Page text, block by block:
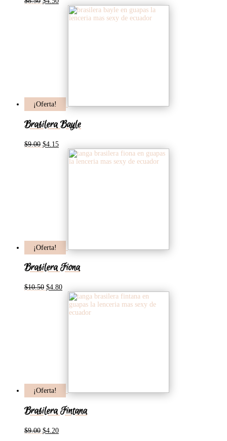
precio
actual
¡Oferta!
Brasilera Bayle
$9.00 El
$4.15El
precio
actual
¡Oferta!
Brasilera Fiona
$10.50 El
$4.80El
precio
actual
es:
¡Oferta!
Brasilera Fintana
$9.00 El
$4.20El